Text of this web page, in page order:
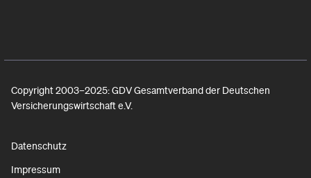
Copyright 2003–2025: GDV Gesamtverband der Deutschen
Versicherungswirtschaft e.V.
Datenschutz
Impressum